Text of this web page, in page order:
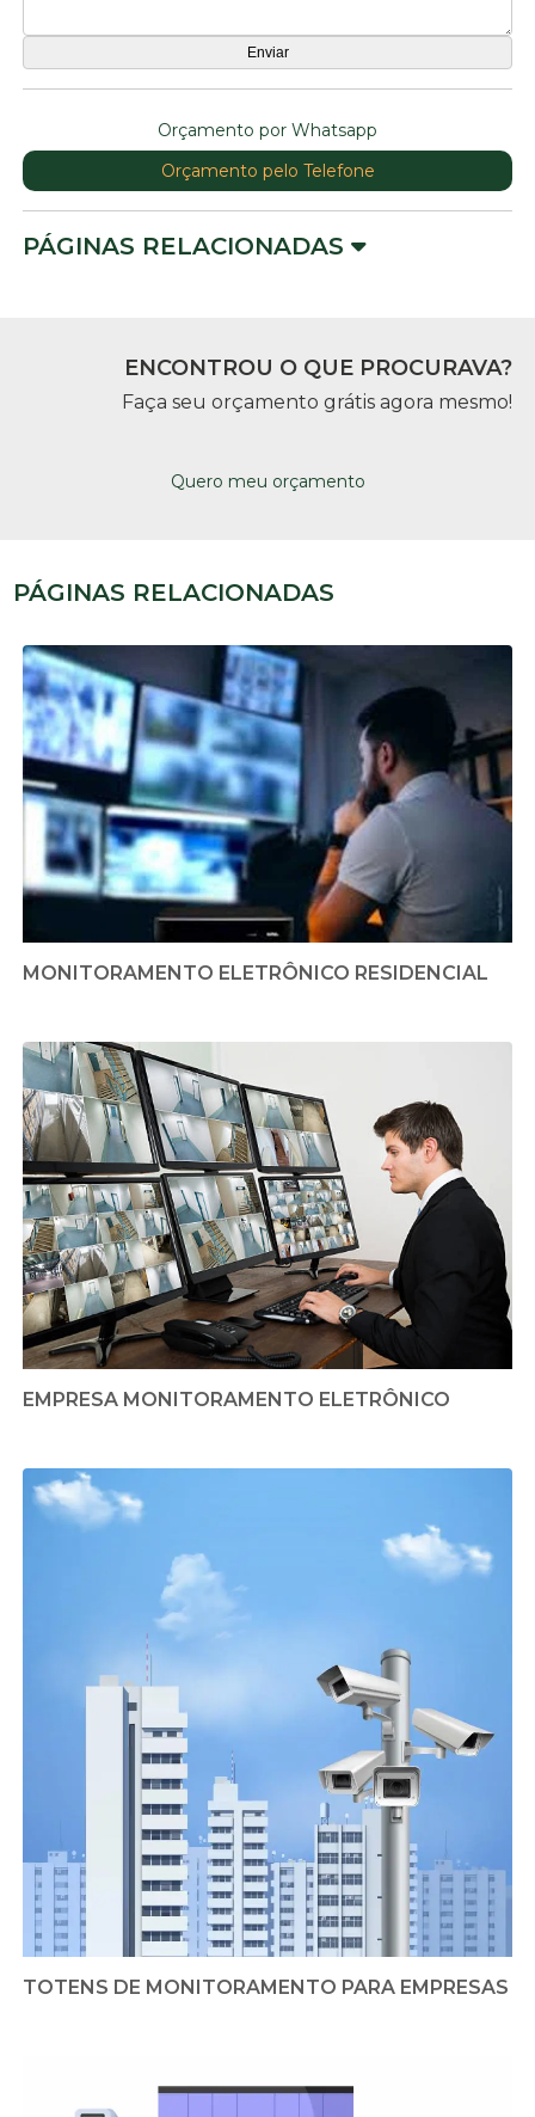
Orçamento por Whatsapp
Orçamento pelo Telefone
PÁGINAS RELACIONADAS
ENCONTROU O QUE PROCURAVA?
Faça seu orçamento grátis agora mesmo!
Quero meu orçamento
PÁGINAS RELACIONADAS
MONITORAMENTO ELETRÔNICO RESIDENCIAL
EMPRESA MONITORAMENTO ELETRÔNICO
TOTENS DE MONITORAMENTO PARA EMPRESAS